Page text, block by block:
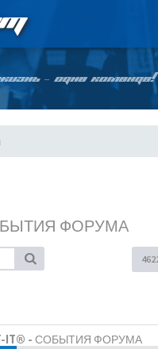
– ОДНА КОМАНДА!
ФОРУМА
IT® - СОБЫТИЯ ФОРУМА